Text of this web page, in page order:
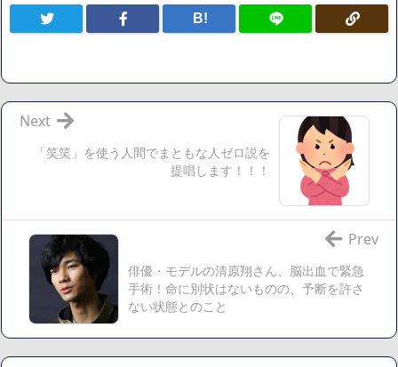
割減
【画像】さくまあきら「桃鉄の赤マスは実際に行ってみてク
【愕然】ワイ「豚バラ220gカリッカリになるまで焼いて重さ
調べたろww(2割3割減ったら御の字やろなあww)」→結
果・・・・・・・・・・・・・・・・・・・
【悲報】ジェネリック医薬品、4割が承認書と異なる製造だ
ったことが発覚「衝撃的な数字だ」
【速報】楽天グループ、減損損失約160億円と約700億円の繰
延税金資産の取崩し
【悲報】読売新聞、「避難所の自販機が壊されて窃盗され
B!
「笑笑」を使う人間でまともな人ゼロ説を
提唱します！！！
Next
俳優・モデルの清原翔さん、脳出血で緊急
手術！命に別状はないものの、予断を許さ
ない状態とのこと
Prev